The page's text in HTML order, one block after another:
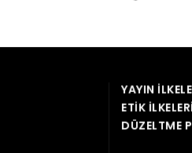
YAYIN
ETIK İLKELERI
DÜZELTME